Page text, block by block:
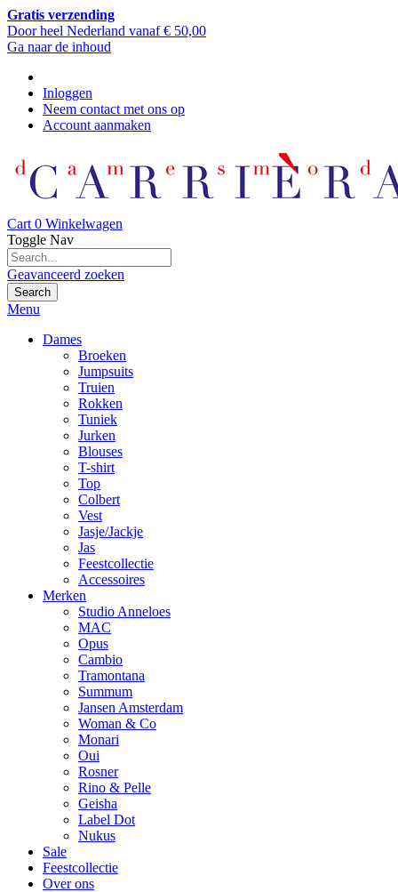
Gratis verzending
Door heel Nederland vanaf € 50,00
Ga naar de inhoud
Inloggen
Neem contact met ons op
Account aanmaken
Cart 0 Winkelwagen
Toggle Nav
Geavanceerd zoeken
Search
Menu
Dames
Broeken
Jumpsuits
Truien
Rokken
Tuniek
Jurken
Blouses
T-shirt
Top
Colbert
Vest
Jasje/Jackje
Jas
Feestcollectie
Accessoires
Merken
Studio Anneloes
MAC
Opus
Cambio
Tramontana
Summum
Jansen Amsterdam
Woman & Co
Monari
Oui
Rosner
Rino & Pelle
Geisha
Label Dot
Nukus
Sale
Feestcollectie
Over ons